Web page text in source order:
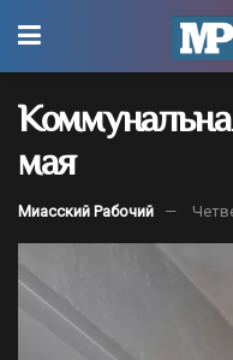
мая
Миасский Рабочий